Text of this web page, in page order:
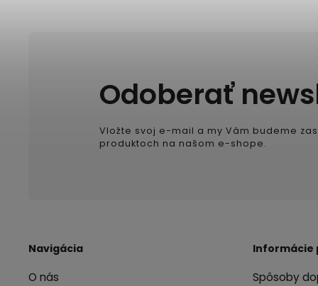
Navigácia
O nás
Informácie
Spôsoby
Odoberať
Vložte svoj e-mail a my Vám budeme
produktoch na našom e-shope.